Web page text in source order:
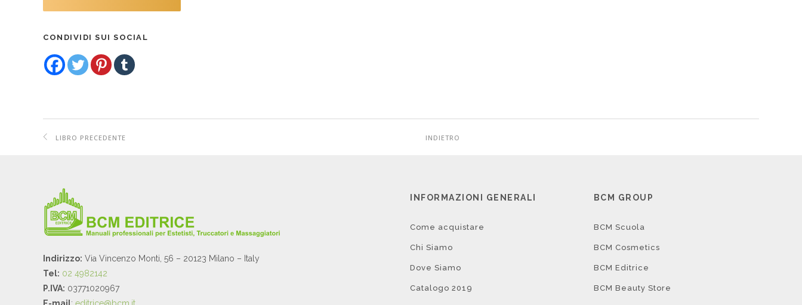
CONDIVIDI SUI SOCIAL
LIBRO PRECEDENTE INDIETRO
Indirizzo: Via Vincenzo Monti, 56 – 20123 Milano – Italy
Tel: 02 4982142
P.IVA: 03771020967
INFORMAZIONI GENERALI
Come acquistare
Chi Siamo
Dove Siamo
Catalogo 2019
BCM GROUP
BCM Scuola
BCM Cosmetics
BCM Editrice
BCM Beauty Store